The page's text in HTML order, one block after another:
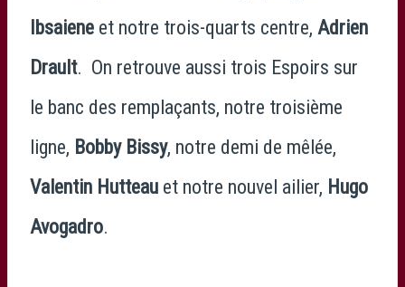
Ibsaiene et notre trois-quarts centre, Adrien
Drault. On retrouve aussi trois Espoirs sur
le banc des remplaçants, notre troisième
ligne, Bobby Bissy, notre demi de mêlée,
Valentin Hutteau et notre nouvel ailier, Hugo
Avogadro.